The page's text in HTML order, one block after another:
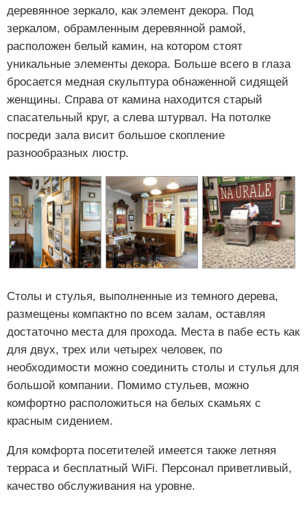
деревянное зеркало, как элемент декора. Под
зеркалом, обрамленным деревянной рамой,
расположен белый камин, на котором стоят
уникальные элементы декора. Больше всего в глаза
бросается медная скульптура обнаженной сидящей
женщины. Справа от камина находится старый
спасательный круг, а слева штурвал. На потолке
посреди зала висит большое скопление
разнообразных люстр.
Столы и стулья, выполненные из темного дерева,
размещены компактно по всем залам, оставляя
достаточно места для прохода. Места в пабе есть как
для двух, трех или четырех человек, по
необходимости можно соединить столы и стулья для
большой компании. Помимо стульев, можно
комфортно расположиться на белых скамьях с
красным сидением.
Для комфорта посетителей имеется также летняя
терраса и бесплатный WiFi. Персонал приветливый,
качество обслуживания на уровне.